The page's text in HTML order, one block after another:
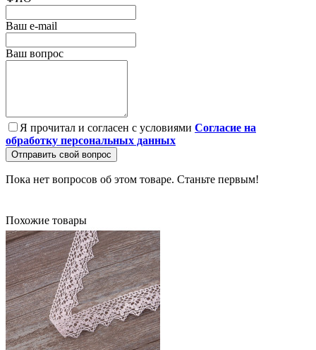
Ваш e-mail
Ваш вопрос
Я прочитал и согласен с условиями Согласие на
обработку персональных данных
Отправить свой вопрос
Пока нет вопросов об этом товаре. Станьте первым!
Похожие товары